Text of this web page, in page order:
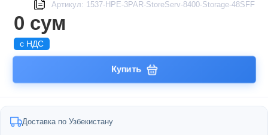
Артикул: 1537-HPE-3PAR-StoreServ-8400-Storage-48SFF
0 сум
с НДС
Купить
Доставка по Узбекистану